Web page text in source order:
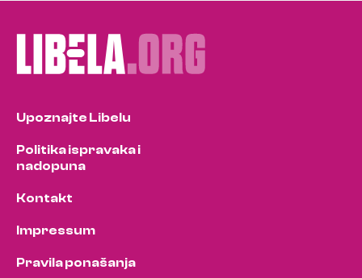
Upoznajte Libelu
Politika ispravaka i
nadopuna
Kontakt
Impressum
Pravila ponašanja